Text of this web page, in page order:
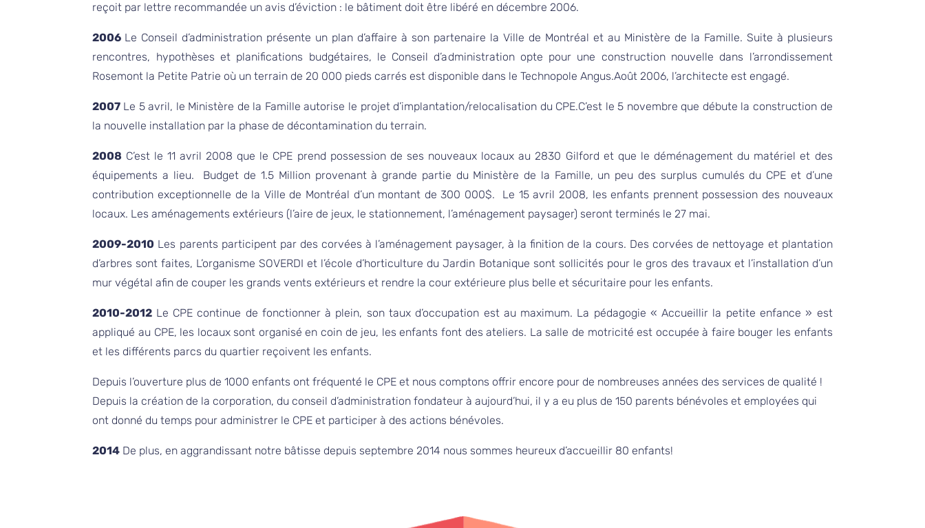
reçoit par lettre recommandée un avis d’éviction : le bâtiment doit être libéré en décembre 2006.
2006 Le Conseil d’administration présente un plan d’affaire à son partenaire la Ville de Montréal et au Ministère de la Famille. Suite à plusieurs
rencontres, hypothèses et planifications budgétaires, le Conseil d’administration opte pour une construction nouvelle dans l’arrondissement
Rosemont la Petite Patrie où un terrain de 20 000 pieds carrés est disponible dans le Technopole Angus.Août 2006, l’architecte est engagé.
2007 Le 5 avril, le Ministère de la Famille autorise le projet d’implantation/relocalisation du CPE.C’est le 5 novembre que débute la construction de
la nouvelle installation par la phase de décontamination du terrain.
2008 C’est le 11 avril 2008 que le CPE prend possession de ses nouveaux locaux au 2830 Gilford et que le déménagement du matériel et des
équipements a lieu. Budget de 1.5 Million provenant à grande partie du Ministère de la Famille, un peu des surplus cumulés du CPE et d’une
contribution exceptionnelle de la Ville de Montréal d’un montant de 300 000$. Le 15 avril 2008, les enfants prennent possession des nouveaux
locaux. Les aménagements extérieurs (l’aire de jeux, le stationnement, l’aménagement paysager) seront terminés le 27 mai.
2009-2010 Les parents participent par des corvées à l’aménagement paysager, à la finition de la cours. Des corvées de nettoyage et plantation
d’arbres sont faites, L’organisme SOVERDI et l’école d’horticulture du Jardin Botanique sont sollicités pour le gros des travaux et l’installation d’un
mur végétal afin de couper les grands vents extérieurs et rendre la cour extérieure plus belle et sécuritaire pour les enfants.
2010-2012 Le CPE continue de fonctionner à plein, son taux d’occupation est au maximum. La pédagogie « Accueillir la petite enfance » est
appliqué au CPE, les locaux sont organisé en coin de jeu, les enfants font des ateliers. La salle de motricité est occupée à faire bouger les enfants
et les différents parcs du quartier reçoivent les enfants.
Depuis l’ouverture plus de 1000 enfants ont fréquenté le CPE et nous comptons offrir encore pour de nombreuses années des services de qualité !
Depuis la création de la corporation, du conseil d’administration fondateur à aujourd’hui, il y a eu plus de 150 parents bénévoles et employées qui
ont donné du temps pour administrer le CPE et participer à des actions bénévoles.
2014 De plus, en aggrandissant notre bâtisse depuis septembre 2014 nous sommes heureux d’accueillir 80 enfants!